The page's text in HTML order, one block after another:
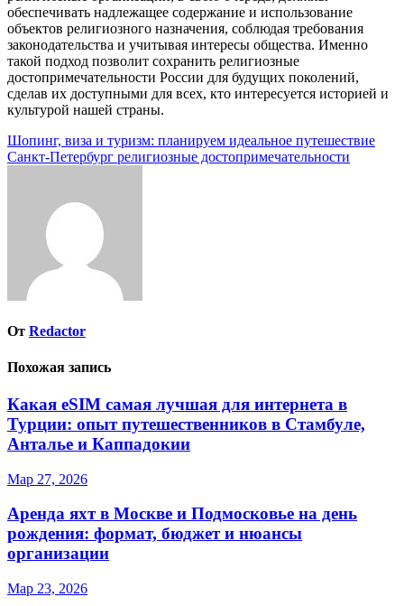
обеспечивать надлежащее содержание и использование
объектов религиозного назначения, соблюдая требования
законодательства и учитывая интересы общества. Именно
такой подход позволит сохранить религиозные
достопримечательности России для будущих поколений,
сделав их доступными для всех, кто интересуется историей и
культурой нашей страны.
Навигация
по
Шопинг, виза и туризм: планируем идеальное путешествие
Санкт-Петербург религиозные достопримечательности
От Redactor
Похожая запись
Какая eSIM самая лучшая для интернета в
Турции: опыт путешественников в Стамбуле,
Анталье и Каппадокии
Мар 27, 2026
Аренда яхт в Москве и Подмосковье на день
рождения: формат, бюджет и нюансы
организации
Мар 23, 2026